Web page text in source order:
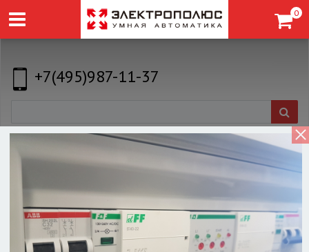
0
+7(495)987-11-37
Индуктивный бесконтактный датчик LA08-
45.1N1.U1.K